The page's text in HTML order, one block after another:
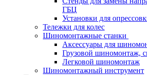
ГБЦ
Установки для
Тележки для колес
Шиномонтажные станки
Аксессуары для
Грузовой шиномонтаж,
Легковой шиномонтаж
Шиномонтажный инструмент